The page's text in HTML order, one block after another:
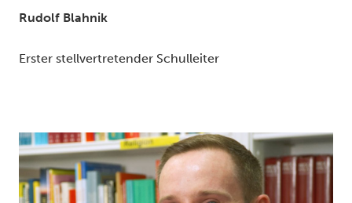
Rudolf Blahnik
Erster stellvertretender Schulleiter